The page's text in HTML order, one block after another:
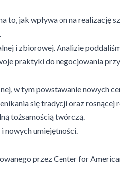
to, jak wpływa on na realizację
i zbiorowej. Analizie
praktyki do negocjowania
w tym powstawanie nowych
się tradycji oraz rosnącej
tożsamością twórczą.
nowych umiejętności.
przez Center for